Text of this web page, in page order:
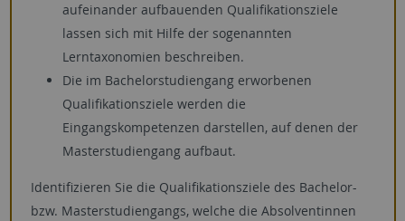
aufeinander aufbauenden Qualifikationsziele
lassen sich mit Hilfe der sogenannten
Lerntaxonomien beschreiben.
Die im Bachelorstudiengang erworbenen
Qualifikationsziele werden die
Eingangskompetenzen darstellen, auf denen der
Masterstudiengang aufbaut.
Identifizieren Sie die Qualifikationsziele des Bachelor-
bzw. Masterstudiengangs, welche die Absolventinnen